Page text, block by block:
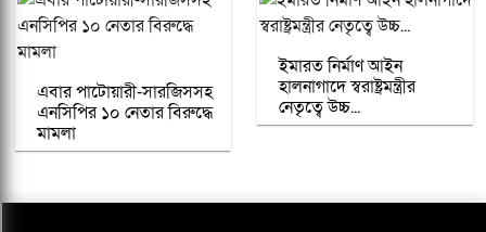
এবার পাটোয়ারী-সারজিসসহ
এনসিপির ১০ নেতার বিরুদ্ধে
মামলা
ইমারত নির্মাণ আইন
হালনাগাদে স্বরাষ্ট্রমন্ত্রীর
নেতৃত্বে উচ্চ...